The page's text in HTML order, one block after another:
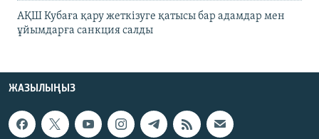
АҚШ Кубаға қару жеткізуге қатысы бар адамдар мен
ұйымдарға санкция салды
ЖАЗЫЛЫҢЫЗ